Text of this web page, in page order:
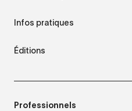
Infos pratiques
Éditions
Professionnels